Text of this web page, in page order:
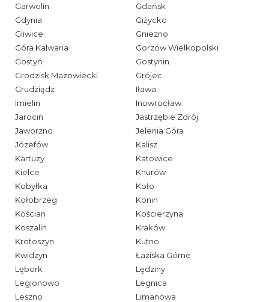
Garwolin
Gdańsk
Gdynia
Giżycko
Gliwice
Gniezno
Góra Kalwaria
Gorzów Wielkopolski
Gostyń
Gostynin
Grodzisk Mazowiecki
Grójec
Grudziądz
Iława
Imielin
Inowrocław
Jarocin
Jastrzębie Zdrój
Jaworzno
Jelenia Góra
Józefów
Kalisz
Kartuzy
Katowice
Kielce
Knurów
Kobyłka
Koło
Kołobrzeg
Konin
Kościan
Kościerzyna
Koszalin
Kraków
Krotoszyn
Kutno
Kwidzyn
Łaziska Górne
Lębork
Lędziny
Legionowo
Legnica
Leszno
Limanowa